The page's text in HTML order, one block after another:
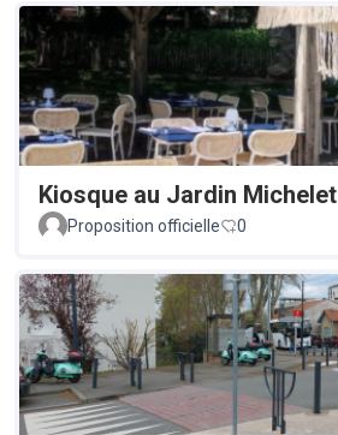
Kiosque au Jardin Michelet
Proposition officielle
0